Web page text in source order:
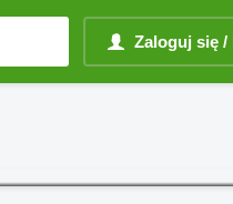
Zaloguj się /